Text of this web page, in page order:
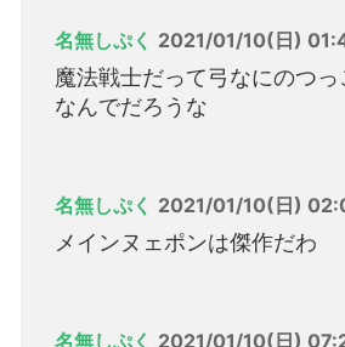
名無しぷく 2021/01/10(日)
魔法戦士だって弓なにのつ
なんでだろうな
名無しぷく 2021/01/10(日)
メインヌェポンは傑作だわ
名無しぷく 2021/01/10(日)